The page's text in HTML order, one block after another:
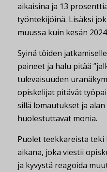
aikaisina ja 13
työntekijöinä. Lisäksi
muussa kuin kesän
Syinä töiden
paineet ja halu pitää
tulevaisuuden
opiskelijat pitävät
sillä lomautukset ja
huolestuttavat monia.
Puolet teekkareista teki
aikana, joka viestii
ja kyvystä reagoida